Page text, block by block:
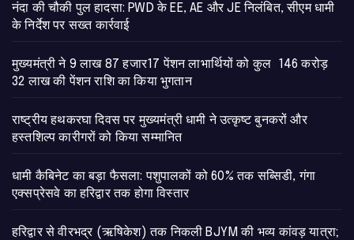
नंदा की चौकी पुल हादसा: PWD के EE, AE और JE निलंबित, सीएम धामी
के निर्देश पर सख्त कार्रवाई
मुख्यमंत्री ने 9 लाख 87 हजार17 पेंशन लाभार्थियों को कुल 146 करोड़
32 लाख की पेंशन राशि का किया भुगतान
राष्ट्रीय हथकरघा दिवस पर मुख्यमंत्री धामी ने उत्कृष्ट बुनकरों और
हस्तशिल्प कारीगरों को किया सम्मानित
​धामी कैबिनेट का बड़ा फैसला: पशुपालकों को 60% तक सब्सिडी, गंगा
एक्सप्रेसवे का हरिद्वार तक होगा विस्तार
​हरिद्वार से वीरभद्र (ऋषिकेश) तक निकली BJYM की भव्य कांवड़ यात्रा;